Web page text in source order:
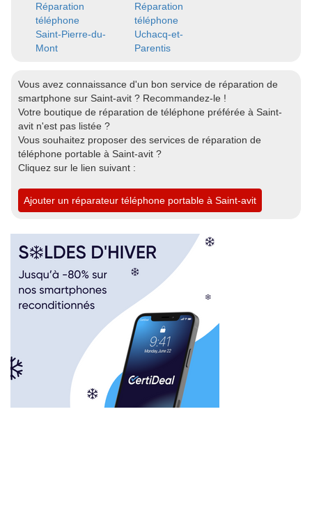
Réparation
téléphone
Saint-Pierre-du-
Mont
Réparation
téléphone
Uchacq-et-
Parentis
Vous avez connaissance d'un bon service de réparation de
smartphone sur Saint-avit ? Recommandez-le !
Votre boutique de réparation de téléphone préférée à Saint-
avit n'est pas listée ?
Vous souhaitez proposer des services de réparation de
téléphone portable à Saint-avit ?
Cliquez sur le lien suivant :
Ajouter un réparateur téléphone portable à Saint-avit